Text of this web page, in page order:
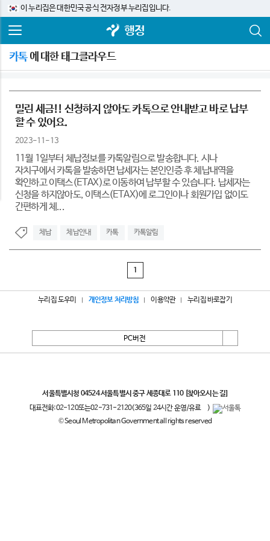
이 누리집은 대한민국 공식 전자정부 누리집입니다.
행정
카톡에 대한 태그클라우드
밀린 세금!! 신청하지 않아도 카톡으로 안내받고 바로 납부
할 수 있어요.
2023-11-13
11월 1일부터 체납정보를 카톡알림으로 발송합니다. 시나
자치구에서 카톡을 발송하면 납세자는 본인인증 후 체납내역을
확인하고 이택스(ETAX)로 이동하여 납부할 수 있습니다. 납세자는
신청을 하지않아도, 이택스(ETAX)에 로그인이나 회원가입 없이도
간편하게 체...
체납 체납안내 카톡 카톡알림
1
누리집 도우미 개인정보 처리방침 이용약관 누리집 바로잡기
PC버전
서울특별시청 04524 서울특별시 중구 세종대로 110 [찾아오시는 길]
대표전화:02-120또는02-731-2120(365일 24시간 운영/유료
)
© Seoul Metropolitan Government all rights reserved